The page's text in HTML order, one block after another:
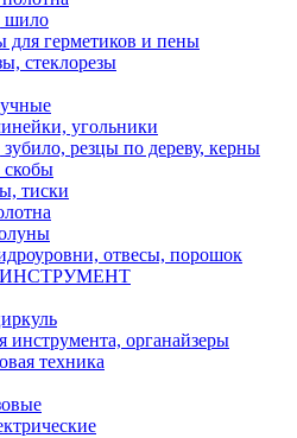
шило
для герметиков и пены
стеклорезы
угольники
резцы по дереву, керны
скобы
тиски
отвесы, порошок
инструмента, органайзеры
техника